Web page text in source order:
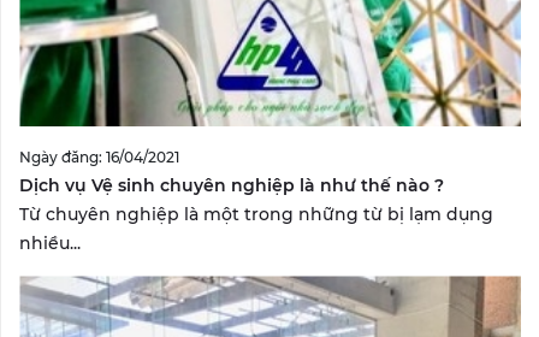
Ngày đăng: 16/04/2021
Dịch vụ Vệ sinh chuyên nghiệp là như thế nào ?
Từ chuyên nghiệp là một trong những từ bị lạm dụng
nhiều...